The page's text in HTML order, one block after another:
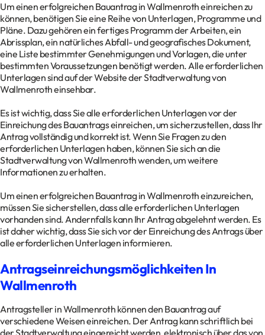
Um einen erfolgreichen Bauantrag in Wallmenroth einreichen zu
können, benötigen Sie eine Reihe von Unterlagen, Programme und
Pläne. Dazu gehören ein fertiges Programm der Arbeiten, ein
Abrissplan, ein natürliches Abfall- und geografisches Dokument,
eine Liste bestimmter Genehmigungen und Vorlagen, die unter
bestimmten Voraussetzungen benötigt werden. Alle erforderlichen
Unterlagen sind auf der Website der Stadtverwaltung von
Wallmenroth einsehbar.
Es ist wichtig, dass Sie alle erforderlichen Unterlagen vor der
Einreichung des Bauantrags einreichen, um sicherzustellen, dass Ihr
Antrag vollständig und korrekt ist. Wenn Sie Fragen zu den
erforderlichen Unterlagen haben, können Sie sich an die
Stadtverwaltung von Wallmenroth wenden, um weitere
Informationen zu erhalten.
Um einen erfolgreichen Bauantrag in Wallmenroth einzureichen,
müssen Sie sicherstellen, dass alle erforderlichen Unterlagen
vorhanden sind. Andernfalls kann Ihr Antrag abgelehnt werden. Es
ist daher wichtig, dass Sie sich vor der Einreichung des Antrags über
alle erforderlichen Unterlagen informieren.
Antragseinreichungsmöglichkeiten In
Wallmenroth
Antragsteller in Wallmenroth können den Bauantrag auf
verschiedene Weisen einreichen. Der Antrag kann schriftlich bei